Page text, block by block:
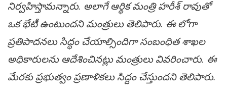
నిర్వహిస్తామన్నారు. అలాగే ఆర్థిక మంత్రి హ‌రీశ్ రావుతో
ఒక భేటీ ఉంటుంద‌ని మంత్రులు తెలిపారు. ఈ లోగా
ప్రతిపాదనలు సిద్ధం చేయాల్సిందిగా సంబంధిత శాఖ‌ల
అధికారుల‌ను ఆదేశించిన‌ట్లు మంత్రులు వివ‌రించారు. ఈ
మేర‌కు ప్ర‌భుత్వం ప్ర‌ణాళిక‌లు సిద్దం చేస్తుంద‌ని తెలిపారు.